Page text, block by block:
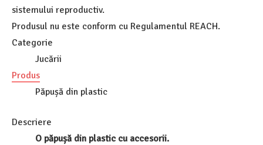
sistemului reproductiv.
Produsul nu este conform cu Regulamentul REACH.
Categorie
Jucării
Produs
Păpușă din plastic
Descriere
O păpușă din plastic cu accesorii.